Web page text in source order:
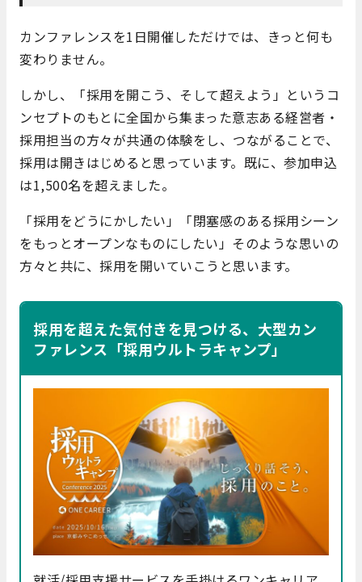
カンファレンスを1日開催しただけでは、きっと何も
変わりません。
しかし、「採用を開こう、そして超えよう」というコ
ンセプトのもとに全国から集まった意志ある経営者・
採用担当の方々が共通の体験をし、つながることで、
採用は開きはじめると思っています。既に、参加申込
は1,500名を超えました。
「採用をどうにかしたい」「閉塞感のある採用シーン
をもっとオープンなものにしたい」そのような思いの
方々と共に、採用を開いていこうと思います。
採用を超えた気付きを見つける、大型カン
ファレンス「採用ウルトラキャンプ」